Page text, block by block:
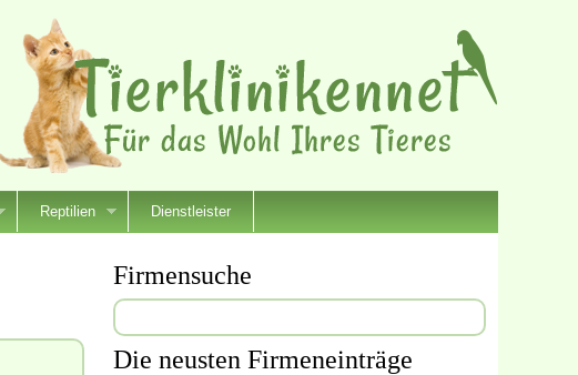
Reptilien Dienstleister
Firmensuche
Suchen
nach:
Die neusten Firmeneinträge